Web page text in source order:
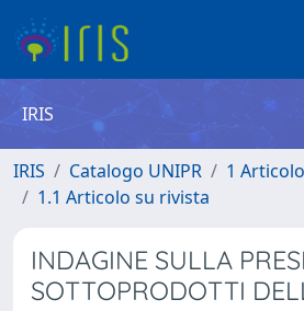
IRIS
IRIS Catalogo UNIPR
1
1.1 Articolo su rivista
INDAGINE SULLA
SOTTOPRODOTTI